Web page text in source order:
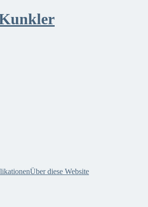
Über diese Website